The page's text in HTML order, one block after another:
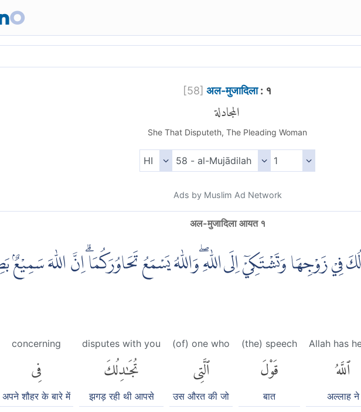
O
[58] अल-मुजादिला: १
المجادلة
She That Disputeth, The Pleading Woman
Ads by Muslim Ad Network
अल-मुजादिला आयत १
فِيْ زَوْجِهَا وَتَشْتَكِيْٓ اِلَى اللّٰهِ ۖوَاللّٰهُ يَسْمَعُ تَحَاوُرَكُمَاۗ اِنَّ اللّٰهَ سَمِيْعٌۢ
Allah has
ٱللَّهُ
अल्लाह ने
(the) speech
قَوْلَ
बात
(of) one who
ٱلَّتِى
उस औरत की जो
disputes with you
تُجَٰدِلُكَ
झगड़ रही थी आपसे
concerning
فِى
अपने शौहर के बारे में